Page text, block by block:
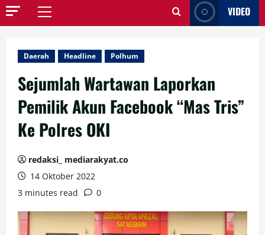
Primary
VIDEO
Daerah Headline Polhum
Sejumlah Wartawan Laporkan
Pemilik Akun Facebook “Mas Tris”
Ke Polres OKI
redaksi_ mediarakyat.co
14 Oktober 2022
3 minutes read
0